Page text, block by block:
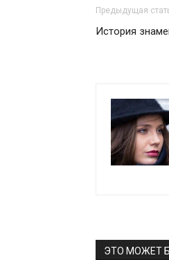
Предыдущая
История
ЭТО МОЖЕТ